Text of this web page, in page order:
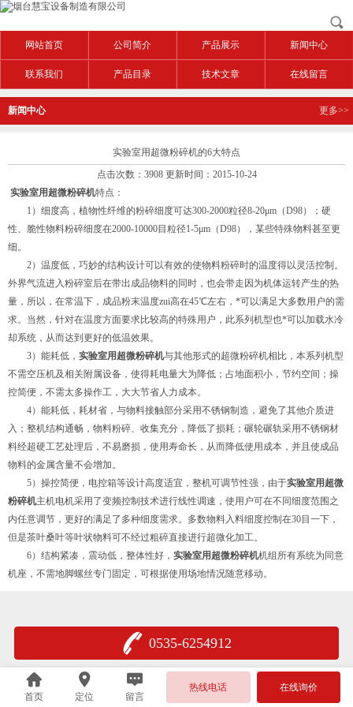
网站首页 公司简介 产品展示 新闻中心
联系我们 产品目录 技术文章 在线留言
新闻中心 更多>>
实验室用超微粉碎机的6大特点
点击次数：3908 更新时间：2015-10-24
实验室用超微粉碎机特点：
1）细度高，植物性纤维的粉碎细度可达300-2000粒径8-20μm（D98）；硬
性、脆性物料粉碎细度在2000-10000目粒径1-5μm（D98），某些特殊物料甚至更
细。
2）温度低，巧妙的结构设计可以有效的使物料粉碎时的温度得以灵活控制。
外界气流进入粉碎室后在带出成品物料的同时，也会带走因为机体运转产生的热
量，所以，在常温下，成品粉末温度zui高在45℃左右，*可以满足大多数用户的需
求。当然，针对在温度方面要求比较高的特殊用户，此系列机型也*可以加载水冷
却系统，从而达到更好的低温效果。
3）能耗低， 实验室用超微粉碎机与其他形式的超微粉碎机相比，本系列机型
不需空压机及相关附属设备，使得耗电量大为降低；占地面积小，节约空间；操
控简便，不需太多操作工，大大节省人力成本。
4）能耗低，耗材省，与物料接触部分采用不锈钢制造，避免了其他介质进
入；整机结构通畅，物料粉碎、收集充分，降低了损耗；碾轮碾轨采用不锈钢材
料经超硬工艺处理后，不易磨损，使用寿命长，从而降低使用成本，并且使成品
物料的金属含量不会增加。
5）操控简便，电控箱等设计高度适宜，整机可调节性强，由于实验室用超微
粉碎机主机电机采用了变频控制技术进行线性调速，使用户可在不同细度范围之
内任意调节，更好的满足了多种细度需求。多数物料入料细度控制在30目一下，
但是茶叶桑叶等叶状物料可不经过粗碎直接进行超微化加工。
6）结构紧凑，震动低，整体性好， 实验室用超微粉碎机机组所有系统为同意
机座，不需地脚螺丝专门固定，可根据使用场地情况随意移动。
0535-6254912
首页 定位 留言
热线电话 在线询价